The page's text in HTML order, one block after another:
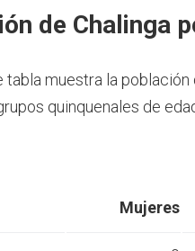
de Chalinga
tabla muestra la población
quinquenales de
Mujeres